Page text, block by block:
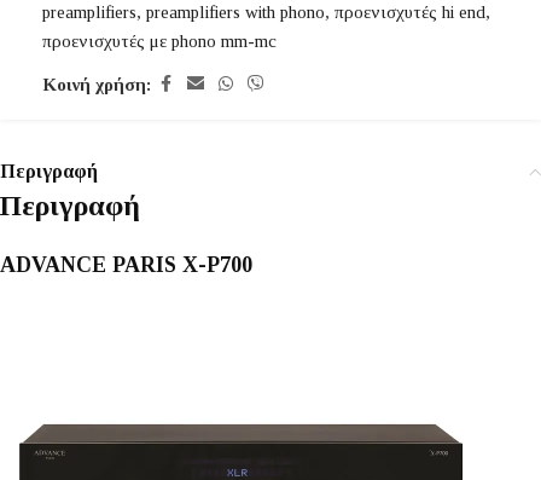
preamplifiers, preamplifiers with phono, προενισχυτές hi end,
προενισχυτές με phono mm-mc
Κοινή χρήση:
Περιγραφή
Περιγραφή
ADVANCE PARIS X-P700